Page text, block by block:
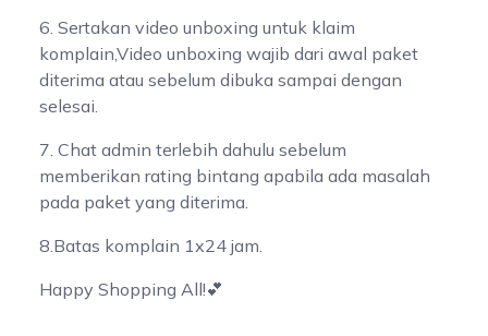
6. Sertakan video unboxing untuk klaim
komplain,Video unboxing wajib dari awal paket
diterima atau sebelum dibuka sampai dengan
selesai.
7. Chat admin terlebih dahulu sebelum
memberikan rating bintang apabila ada masalah
pada paket yang diterima.
8.Batas komplain 1x24 jam.
Happy Shopping All!💕